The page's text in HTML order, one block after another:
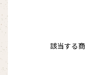
該当する